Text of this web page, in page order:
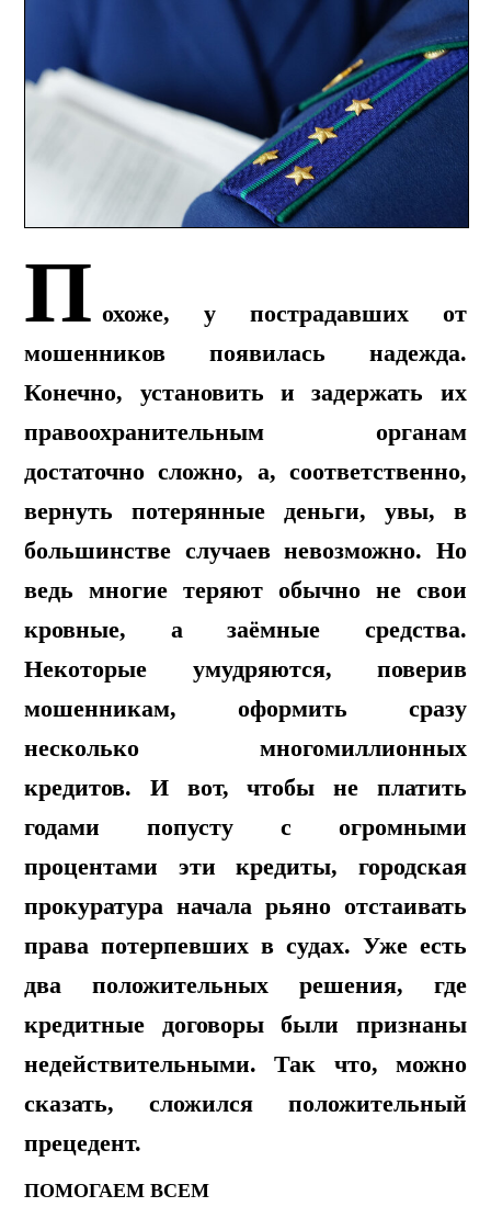
П охоже, у пострадавших от
мошенников появилась надежда.
Конечно, установить и задержать их
правоохранительным органам
достаточно сложно, а, соответственно,
вернуть потерянные деньги, увы, в
большинстве случаев невозможно. Но
ведь многие теряют обычно не свои
кровные, а заёмные средства.
Некоторые умудряются, поверив
мошенникам, оформить сразу
несколько многомиллионных
кредитов. И вот, чтобы не платить
годами попусту с огромными
процентами эти кредиты, городская
прокуратура начала рьяно отстаивать
права потерпевших в судах. Уже есть
два положительных решения, где
кредитные договоры были признаны
недействительными. Так что, можно
сказать, сложился положительный
прецедент.
ПОМОГАЕМ ВСЕМ